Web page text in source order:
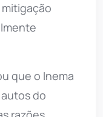
que o Inema
do